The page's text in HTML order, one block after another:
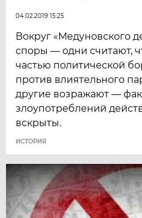
04.02.2019 15:25
Вокруг «Медуновского
споры — одни считают,
частью политической
против влиятельного
другие возражают —
злоупотреблений
вскрыты.
ИСТОРИЯ